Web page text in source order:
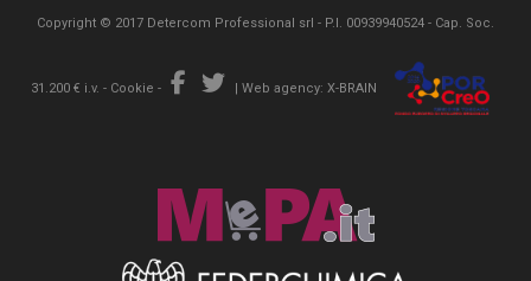
Copyright © 2017 Detercom Professional srl - P.I. 00939940524 - Cap. Soc.
31.200 € i.v. - Cookie - | Web agency: X-BRAIN